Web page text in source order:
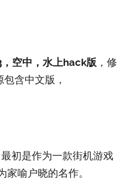
空中，水上hack版 ，修
含中文版，
初是作为一款街机游戏
喻户晓的名作。